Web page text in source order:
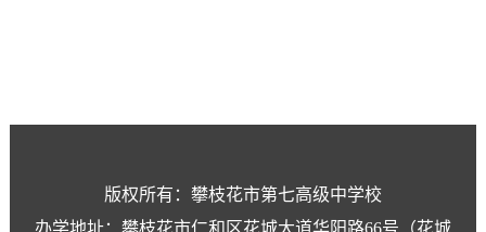
版权所有：攀枝花市第七高级中学校
办学地址：攀枝花市仁和区花城大道华阳路66号（花城